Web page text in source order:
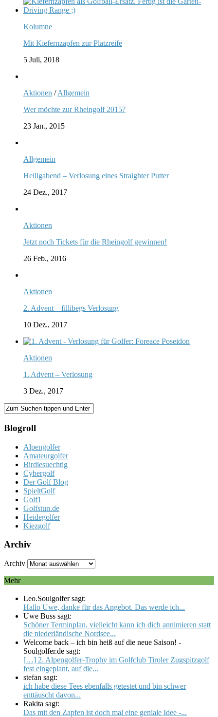
Kolumne
Mit Kiefernzapfen zur Platzreife
5 Juli, 2018
Aktionen /Allgemein
Wer möchte zur Rheingolf 2015?
23 Jan., 2015
Allgemein
Heiligabend – Verlosung eines Straighter Putter
24 Dez., 2017
Aktionen
Jetzt noch Tickets für die Rheingolf gewinnen!
26 Feb., 2016
Aktionen
2. Advent – fillibegs Verlosung
10 Dez., 2017
Aktionen
1. Advent – Verlosung
3 Dez., 2017
Blogroll
Alpengolfer
Amateurgolfer
Birdiesuechtig
Cybergolf
Der Golf Blog
SpieltGolf
Golf1
Golfstun.de
Heidegolfer
Kiezgolf
Archiv
Archiv
Mehr
Leo.Soulgolfer sagt:
Hallo Uwe, danke für das Angebot. Das werde ich...
Uwe Buss sagt:
Schöner Terminplan, vielleicht kann ich dich annimieren statt
die niederländische Nordsee...
Welcome back – ich bin heiß auf die neue Saison! -
Soulgolfer.de sagt:
[…] 2. Alpengolfer-Trophy im Golfclub Tiroler Zugspitzgolf
fest eingeplant, auf die...
stefan sagt:
ich habe diese Tees ebenfalls getestet und bin schwer
enttäuscht davon...
Rakita sagt:
Das mit den Zapfen ist doch mal eine geniale Idee -...